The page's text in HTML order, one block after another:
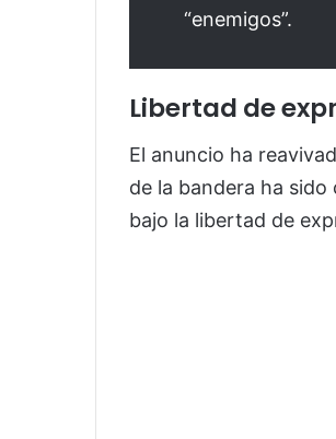
“enemigos”.
Libertad de
El anuncio ha
de la bandera ha
bajo la libertad de